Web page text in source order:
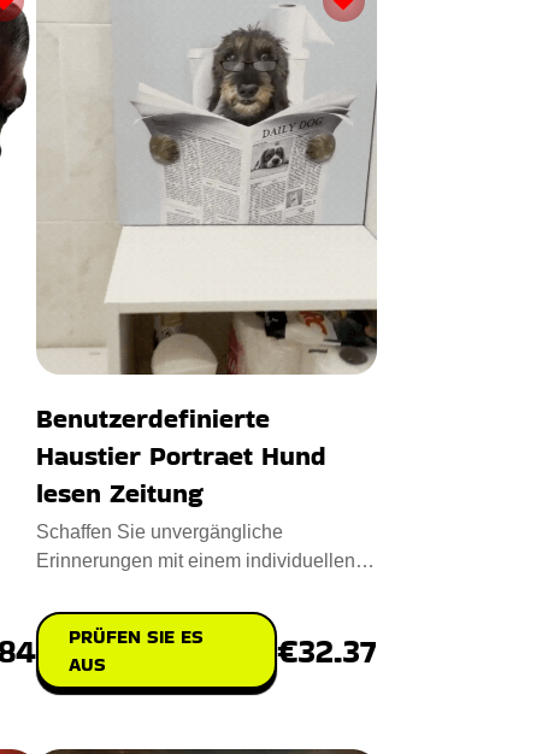
Benutzerdefinierte
Haustier Portraet Hund
lesen Zeitung
Schaffen Sie unvergängliche
Erinnerungen mit einem individuellen
PRÜFEN SIE ES
AUS
€32.37